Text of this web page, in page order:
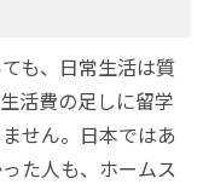
も、日常生活は質
活費の足しに留学
せん。日本ではあ
た人も、ホームス